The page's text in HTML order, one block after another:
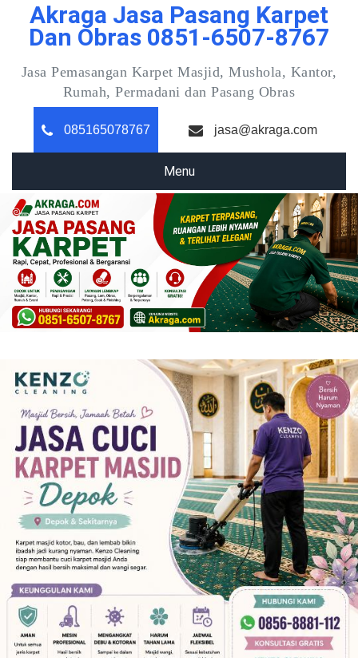
content
Akraga Jasa Pasang Karpet
Dan Obras 0851-6507-8767
Jasa Pemasangan Karpet Masjid, Mushola, Kantor,
Rumah, Permadani dan Pasang Obras
085165078767 jasa@akraga.com
Menu